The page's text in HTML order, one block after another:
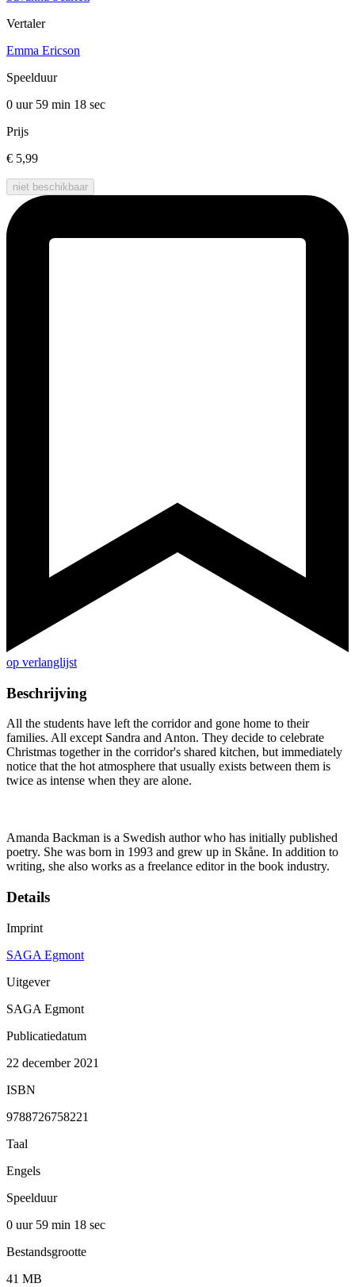
Vertaler
Emma Ericson
Speelduur
0 uur 59 min 18 sec
Prijs
€ 5,99
niet beschikbaar
op verlanglijst
Beschrijving
All the students have left the corridor and gone home to their
families. All except Sandra and Anton. They decide to celebrate
Christmas together in the corridor's shared kitchen, but immediately
notice that the hot atmosphere that usually exists between them is
twice as intense when they are alone.
Amanda Backman is a Swedish author who has initially published
poetry. She was born in 1993 and grew up in Skåne. In addition to
writing, she also works as a freelance editor in the book industry.
Details
Imprint
SAGA Egmont
Uitgever
SAGA Egmont
Publicatiedatum
22 december 2021
ISBN
9788726758221
Taal
Engels
Speelduur
0 uur 59 min 18 sec
Bestandsgrootte
41 MB